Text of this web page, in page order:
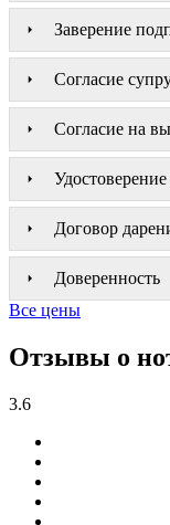
Заверение
Согласие
Согласие на
Договор
Доверенность
Все цены
Отзывы о
3.6